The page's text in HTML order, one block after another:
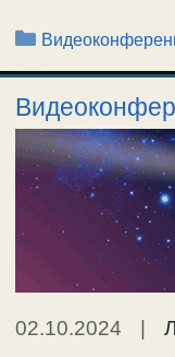
Рубрики
02.10.2024